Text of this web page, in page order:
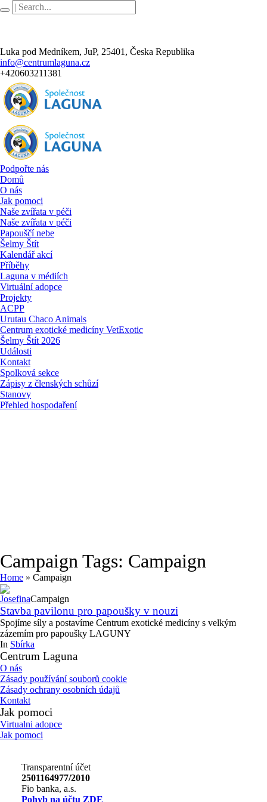
Luka pod Medníkem, JuP, 25401 , Česka Republika
info@centrumlaguna.cz
+420603211381
Podpořte nás
Domů
O nás
Jak pomoci
Naše zvířata v péči
Naše zvířata v péči
Papouščí nebe
Šelmy Štít
Kalendář akcí
Příběhy
Laguna v médiích
Virtuální adopce
Projekty
ACPP
Urutau Chaco Animals
Centrum exotické medicíny VetExotic
Šelmy Štít 2026
Události
Kontakt
Spolková sekce
Zápisy z členských schůzí
Stanovy
Přehled hospodaření
Campaign Tags: Campaign
Home » Campaign
JosefinaCampaign
Stavba pavilonu pro papoušky v nouzi
Spojíme síly a postavíme Centrum exotické medicíny s velkým
zázemím pro papoušky LAGUNY
In Sbírka
Centrum Laguna
O nás
Zásady používání souborů cookie
Zásady ochrany osobních údajů
Kontakt
Jak pomoci
Virtualni adopce
Jak pomoci
Transparentní účet
2501164977/2010
Fio banka, a.s.
Pohyb na účtu ZDE